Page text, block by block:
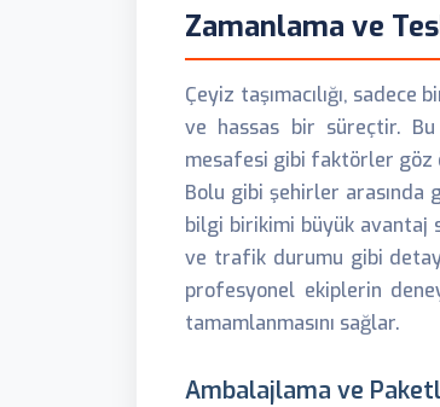
Zamanlama ve
Çeyiz taşımacılığı,
ve hassas bir süreçtir. Bu
mesafesi gibi faktörler göz
Bolu gibi şehirler arasında
bilgi birikimi büyük avantaj
ve trafik durumu gibi
profesyonel ekiplerin
tamamlanmasını sağlar.
Ambalajlama ve